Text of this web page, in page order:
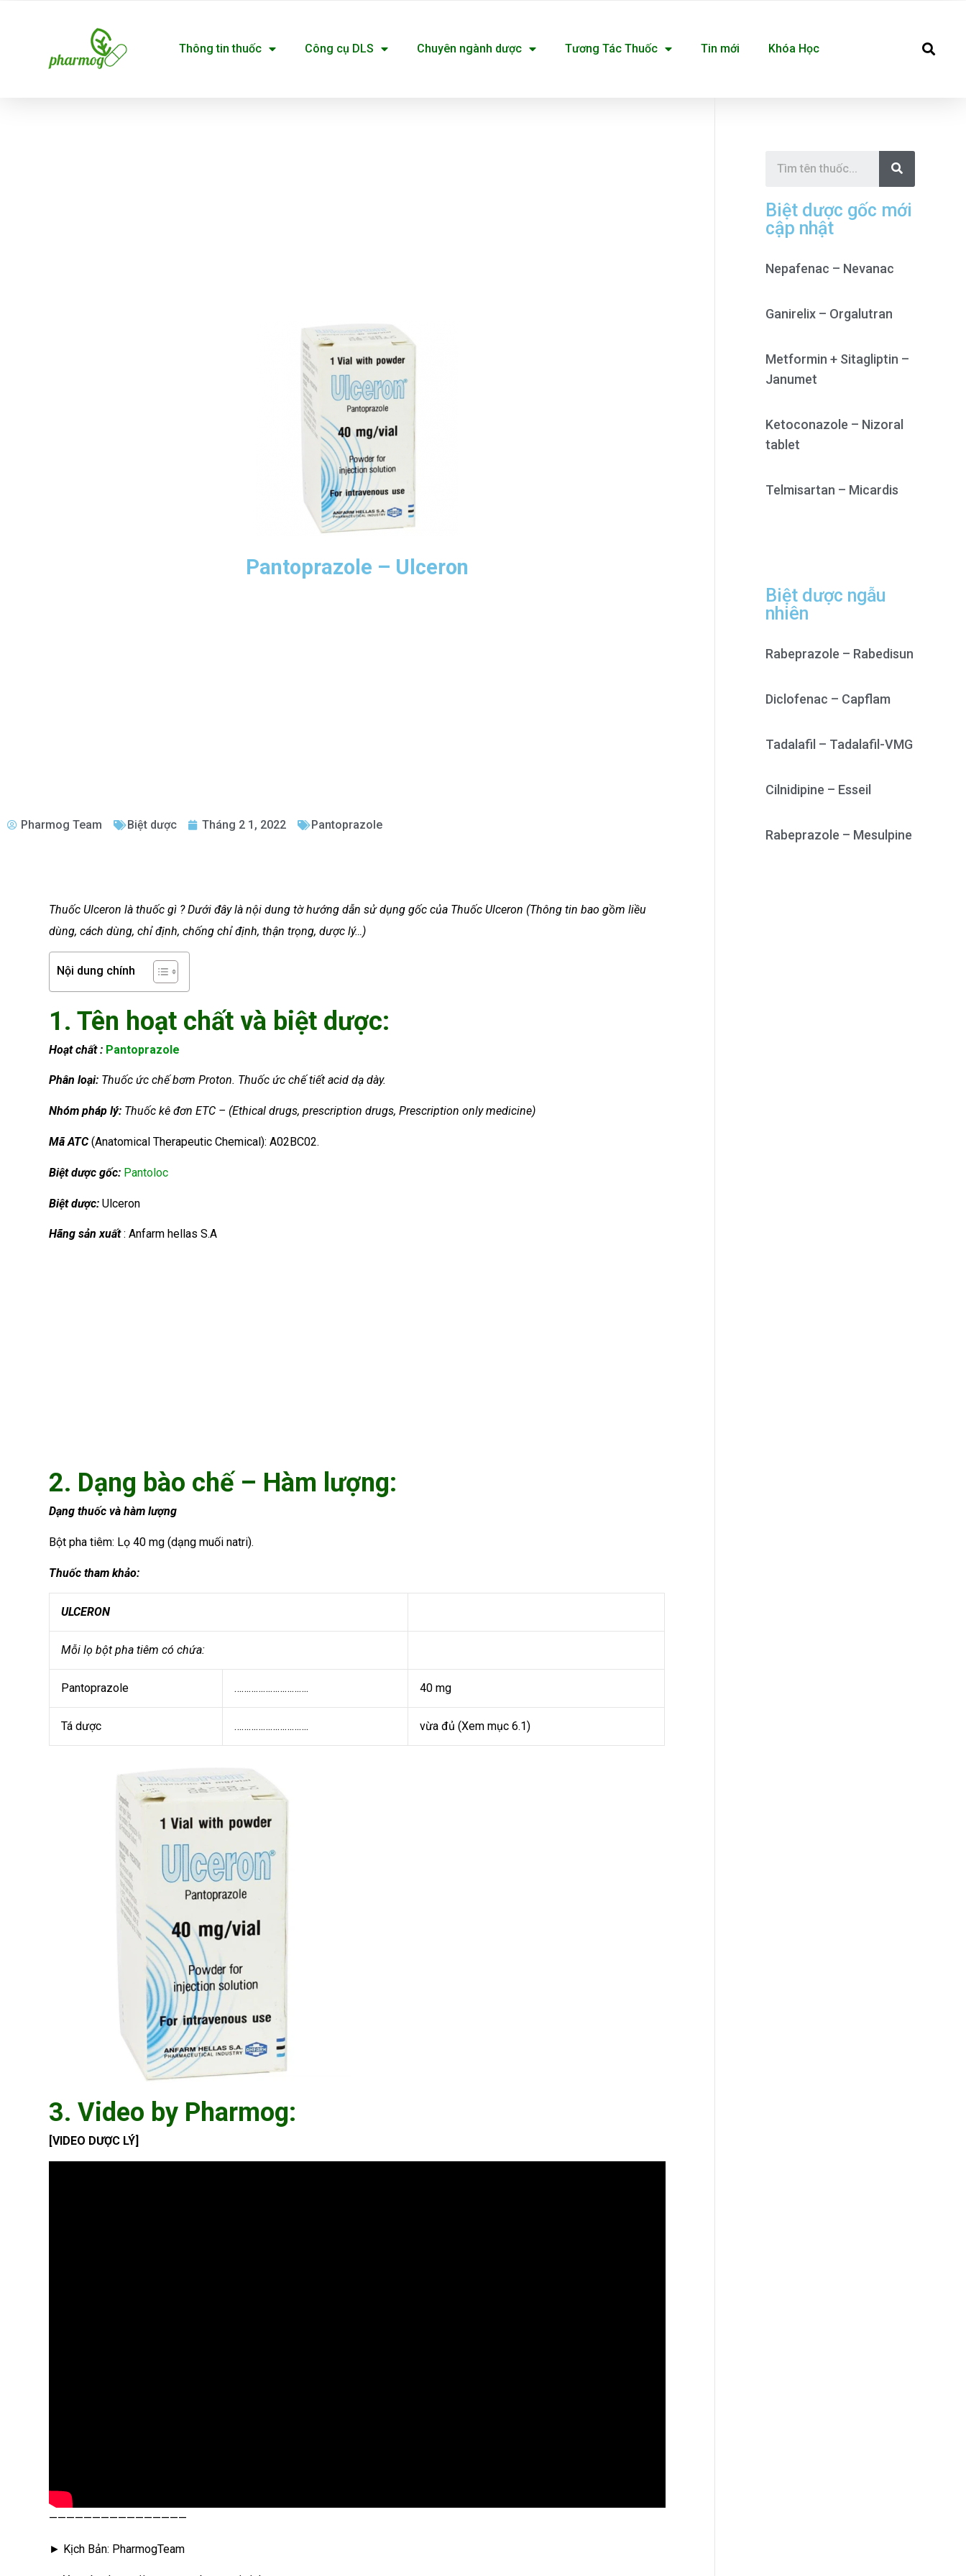
Thông tin thuốc Công cụ DLS Chuyên ngành dược Tương Tác Thuốc Tin mới Khóa Học
Pantoprazole – Ulceron
Pharmog Team Biệt dược Tháng 2 1, 2022 Pantoprazole
Thuốc Ulceron là thuốc gì ? Dưới đây là nội dung tờ hướng dẫn sử dụng gốc của Thuốc Ulceron (Thông tin bao gồm liều
dùng, cách dùng, chỉ định, chống chỉ định, thận trọng, dược lý…)
Nội dung chính
1. Tên hoạt chất và biệt dược:
Hoạt chất : Pantoprazole
Phân loại: Thuốc ức chế bơm Proton. Thuốc ức chế tiết acid dạ dày.
Nhóm pháp lý: Thuốc kê đơn ETC – (Ethical drugs, prescription drugs, Prescription only medicine)
Mã ATC(Anatomical Therapeutic Chemical): A02BC02.
Biệt dược gốc: Pantoloc
Biệt dược: Ulceron
Hãng sản xuất: Anfarm hellas S.A
2. Dạng bào chế – Hàm lượng:
Dạng thuốc và hàm lượng
Bột pha tiêm: Lọ 40 mg (dạng muối natri).
Thuốc tham khảo:
ULCERON
Mỗi lọ bột pha tiêm có chứa:
Pantoprazole …………………………. 40 mg
Tá dược …………………………. vừa đủ (Xem mục 6.1)
3. Video by Pharmog:
[VIDEO DƯỢC LÝ]
————————————————
► Kịch Bản: PharmogTeam
S
a
r
c
h
Biệt dược gốc mới
cập nhật
Nepafenac – Nevanac
Ganirelix – Orgalutran
Metformin + Sitagliptin –
Janumet
Ketoconazole – Nizoral
tablet
Telmisartan – Micardis
Biệt dược ngẫu
nhiên
Rabeprazole – Rabedisun
Diclofenac – Capflam
Tadalafil – Tadalafil-VMG
Cilnidipine – Esseil
Rabeprazole – Mesulpine